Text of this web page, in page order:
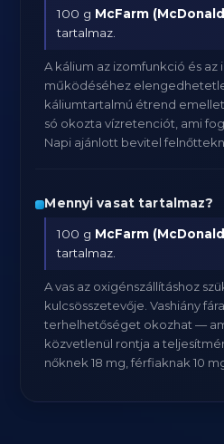
100 g McFarm
tartalmaz.
A kálium az izomfunkció és
működéséhez
káliumtartalmú étrend
só okozta vízretenciót, ami
Napi ajánlott bevitel
Mennyi vasat tartalmaz?
100 g McFarm
tartalmaz.
A vas az oxigénszállításhoz
kulcsösszetevője. Vashiány
terhelhetőséget okozhat —
közvetlenül rontja a
nőknek 18 mg, férfiaknak 10